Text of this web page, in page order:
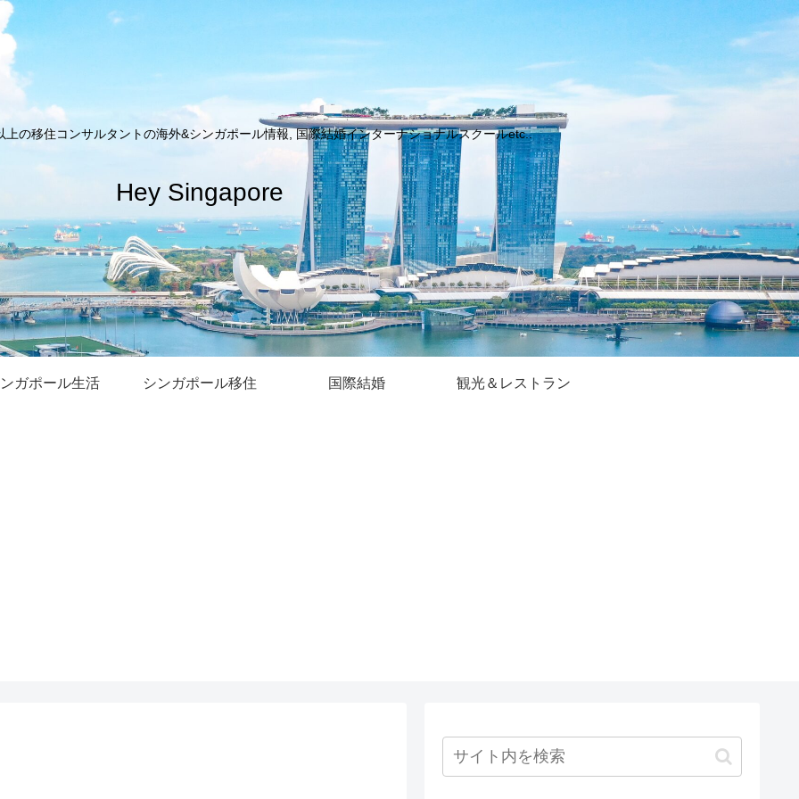
上の移住コンサルタントの海外&シンガポール情報, 国際結婚インターナショナルスクールetc..
Hey Singapore
ガポール生活 シンガポール移住 国際結婚 観光＆レストラン